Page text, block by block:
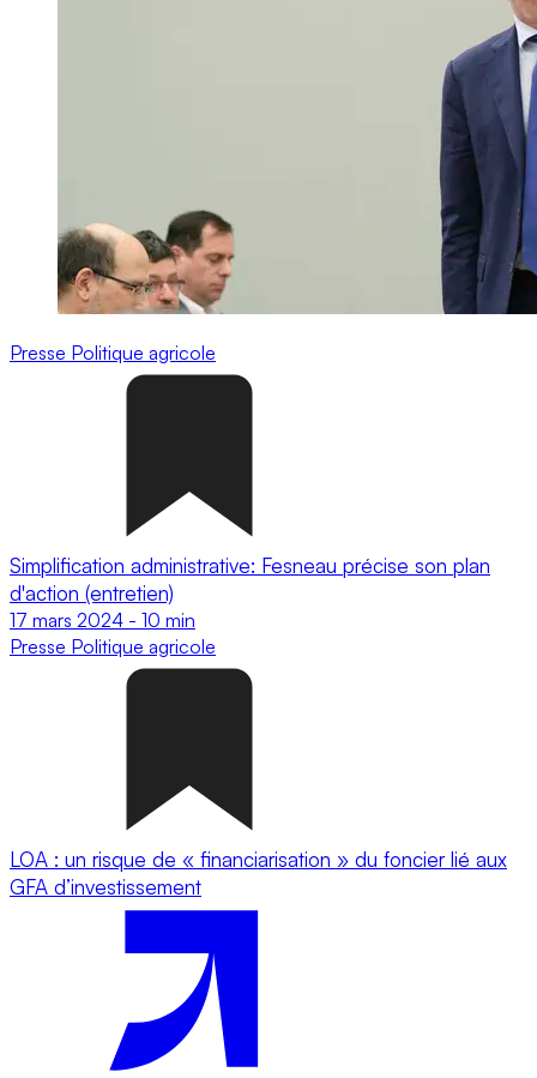
Presse Politique agricole
Simplification administrative: Fesneau précise son plan
d'action (entretien)
17 mars 2024 - 10 min
Presse Politique agricole
LOA : un risque de « financiarisation » du foncier lié aux
GFA d’investissement